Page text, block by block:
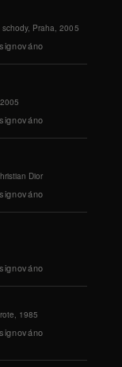
Praha, 2005
signováno
signováno
Dior
signováno
signováno
1985
signováno